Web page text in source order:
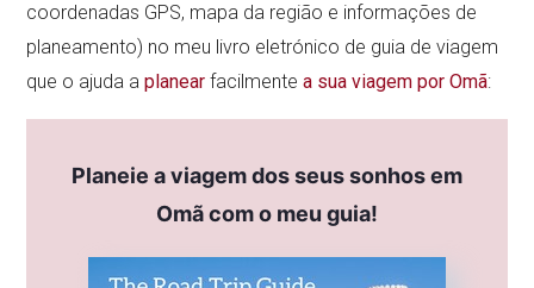
coordenadas GPS, mapa da região e informações de
planeamento) no meu livro eletrónico de guia de viagem
que o ajuda aplanear facilmentea sua viagem por Omã:
Planeie a viagem dos seus sonhos em
Omã com o meu guia!